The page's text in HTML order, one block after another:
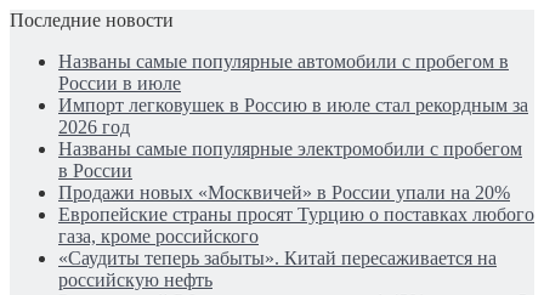
Последние новости
Названы самые популярные автомобили с пробегом в
России в июле
Импорт легковушек в Россию в июле стал рекордным за
2026 год
Названы самые популярные электромобили с пробегом
в России
Продажи новых «Москвичей» в России упали на 20%
Европейские страны просят Турцию о поставках любого
газа, кроме российского
«Саудиты теперь забыты». Китай пересаживается на
российскую нефть